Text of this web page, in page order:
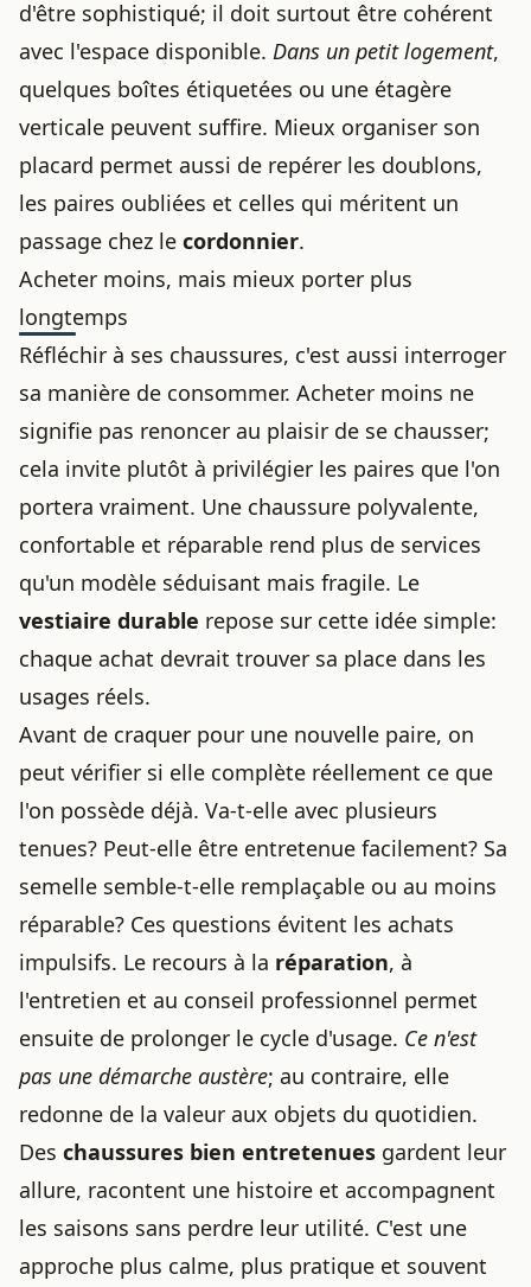
d'être sophistiqué; il doit surtout être cohérent
avec l'espace disponible. Dans un petit logement,
quelques boîtes étiquetées ou une étagère
verticale peuvent suffire. Mieux organiser son
placard permet aussi de repérer les doublons,
les paires oubliées et celles qui méritent un
passage chez le cordonnier.
Acheter moins, mais mieux porter plus
longtemps
Réfléchir à ses chaussures, c'est aussi interroger
sa manière de consommer. Acheter moins ne
signifie pas renoncer au plaisir de se chausser;
cela invite plutôt à privilégier les paires que l'on
portera vraiment. Une chaussure polyvalente,
confortable et réparable rend plus de services
qu'un modèle séduisant mais fragile. Le
vestiaire durable repose sur cette idée simple:
chaque achat devrait trouver sa place dans les
usages réels.
Avant de craquer pour une nouvelle paire, on
peut vérifier si elle complète réellement ce que
l'on possède déjà. Va-t-elle avec plusieurs
tenues? Peut-elle être entretenue facilement? Sa
semelle semble-t-elle remplaçable ou au moins
réparable? Ces questions évitent les achats
impulsifs. Le recours à la réparation, à
l'entretien et au conseil professionnel permet
ensuite de prolonger le cycle d'usage. Ce n'est
pas une démarche austère; au contraire, elle
redonne de la valeur aux objets du quotidien.
Des chaussures bien entretenues gardent leur
allure, racontent une histoire et accompagnent
les saisons sans perdre leur utilité. C'est une
approche plus calme, plus pratique et souvent